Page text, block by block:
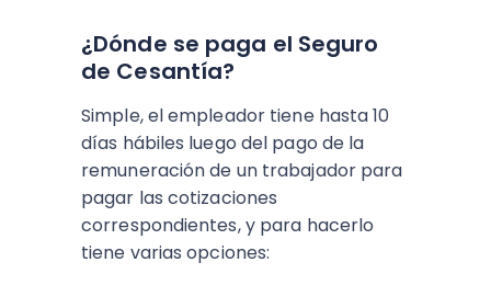
¿Dónde se paga el Seguro
de Cesantía?
Simple, el empleador tiene hasta 10
días hábiles luego del pago de la
remuneración de un trabajador para
pagar las cotizaciones
correspondientes, y para hacerlo
tiene varias opciones: